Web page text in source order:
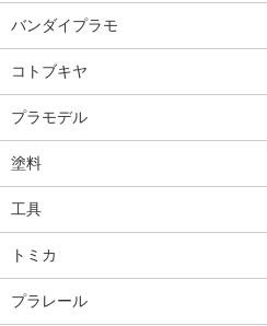
バンダイプラモ
コトブキヤ
プラモデル
塗料
工具
トミカ
プラレール